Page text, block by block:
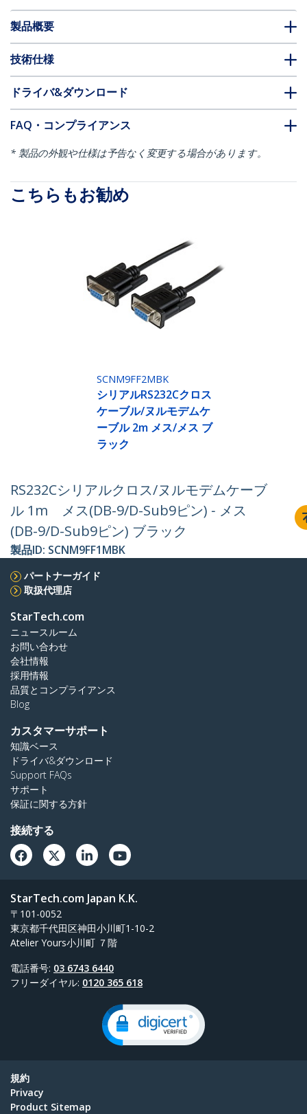
製品概要
技術仕様
ドライバ&ダウンロード
FAQ・コンプライアンス
* 製品の外観や仕様は予告なく変更する場合があります。
こちらもお勧め
SCNM9FF2MBK
シリアルRS232Cクロス
ケーブル/ヌルモデムケ
ーブル 2m メス/メス ブ
ラック
RS232Cシリアルクロス/ヌルモデムケーブ
ル 1m メス(DB-9/D-Sub9ピン) ‐ メス
(DB-9/D-Sub9ピン) ブラック
製品ID: SCNM9FF1MBK
パートナーガイド
取扱代理店
StarTech.com
ニュースルーム
お問い合わせ
会社情報
採用情報
品質とコンプライアンス
Blog
カスタマーサポート
知識ベース
ドライバ&ダウンロード
Support FAQs
サポート
保証に関する方針
接続する
StarTech.com Japan K.K.
〒101-0052
東京都千代田区神田小川町1-10-2
Atelier Yours小川町 ７階
電話番号: 03 6743 6440
フリーダイヤル: 0120 365 618
規約
Privacy
Product Sitemap